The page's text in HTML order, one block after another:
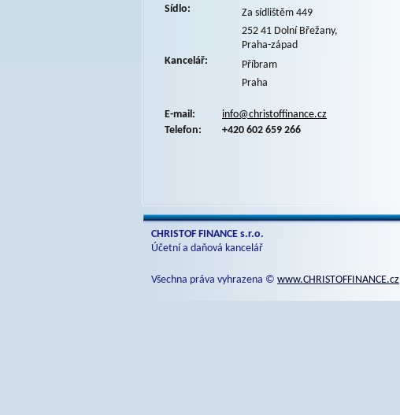
Sídlo:
Za sídlištěm 449
252 41 Dolní Břežany,
Praha-západ
Kancelář:
Příbram
Praha
E-mail:
info@christoffinance.cz
Telefon:
+420 602 659 266
CHRISTOF FINANCE s.r.o.
Účetní a daňová kancelář
Všechna práva vyhrazena © www.CHRISTOFFINANCE.cz